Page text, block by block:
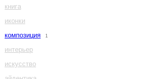
книга
иконки
композиция
1
интерьер
искусство